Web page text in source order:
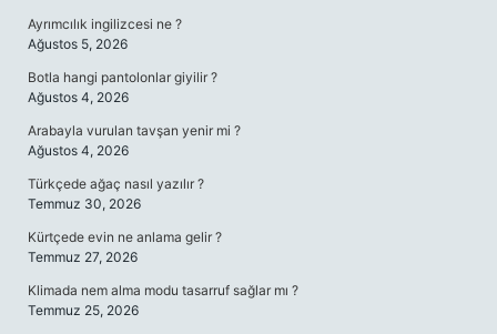
Ayrımcılık ingilizcesi ne ?
Ağustos 5, 2026
Botla hangi pantolonlar giyilir ?
Ağustos 4, 2026
Arabayla vurulan tavşan yenir mi ?
Ağustos 4, 2026
Türkçede ağaç nasıl yazılır ?
Temmuz 30, 2026
Kürtçede evin ne anlama gelir ?
Temmuz 27, 2026
Klimada nem alma modu tasarruf sağlar mı ?
Temmuz 25, 2026